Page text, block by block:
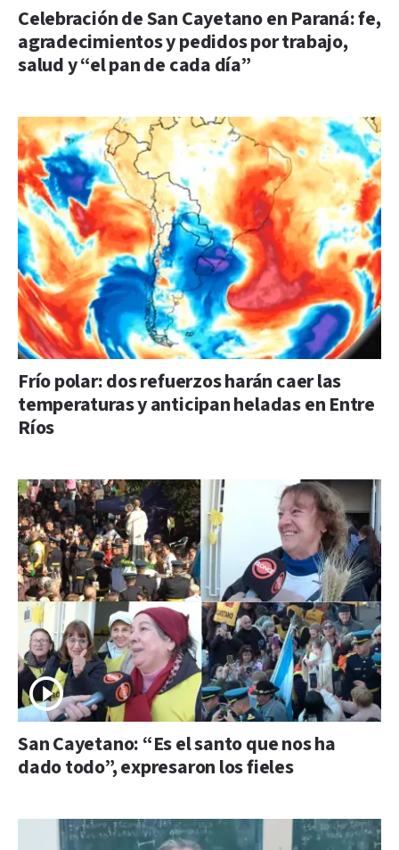
Celebración de San Cayetano en Paraná: fe,
agradecimientos y pedidos por trabajo,
salud y “el pan de cada día”
Frío polar: dos refuerzos harán caer las
temperaturas y anticipan heladas en Entre
Ríos
San Cayetano: “Es el santo que nos ha
dado todo”, expresaron los fieles